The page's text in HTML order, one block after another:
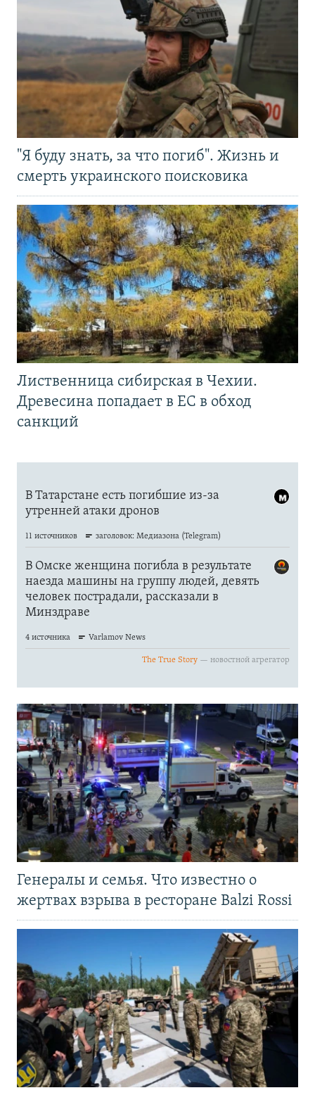
"Я буду знать, за что погиб". Жизнь и
смерть украинского поисковика
Лиственница сибирская в Чехии.
Древесина попадает в ЕС в обход
санкций
Генералы и семья. Что известно о
жертвах взрыва в ресторане Balzi Rossi